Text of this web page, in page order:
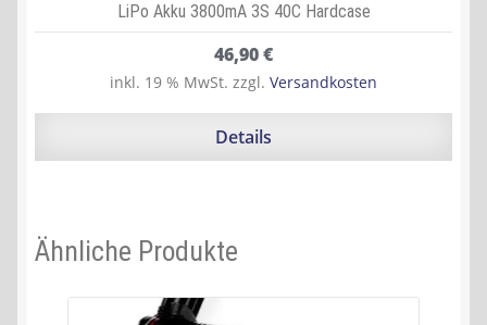
LiPo Akku 3800mA 3S 40C Hardcase
46,90€
inkl. 19 % MwSt. zzgl. Versandkosten
Details
Ähnliche Produkte